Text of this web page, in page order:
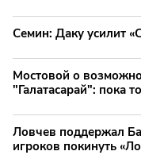
Семин: Даку усилит
Мостовой о
"Галатасарай": пока
Ловчев поддержал
игроков покинуть